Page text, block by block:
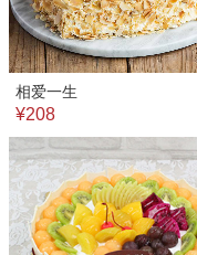
相爱一生
¥208